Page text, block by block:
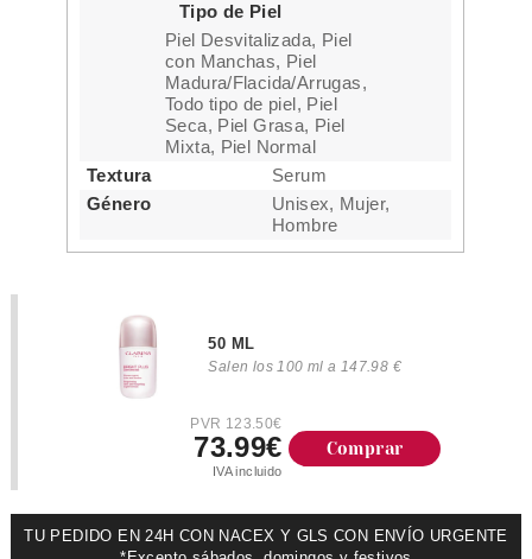
Tipo de Piel
Piel Desvitalizada, Piel
con Manchas, Piel
Madura/Flacida/Arrugas,
Todo tipo de piel, Piel
Seca, Piel Grasa, Piel
Mixta, Piel Normal
Textura
Serum
Género
Unisex, Mujer,
Hombre
50 ML
Salen los 100 ml a 147.98 €
PVR 123.50€
73.99€
IVA incluido
Comprar
TU PEDIDO EN 24H CON NACEX Y GLS CON ENVÍO URGENTE